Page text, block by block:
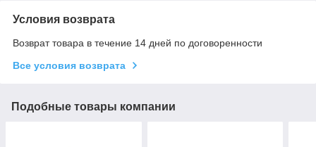
Условия возврата
Возврат товара в течение 14 дней по договоренности
Все условия возврата
Подобные товары компании